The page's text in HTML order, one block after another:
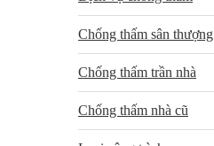
Chống thấm sân thượng
Chống thấm trần nhà
Chống thấm nhà cũ